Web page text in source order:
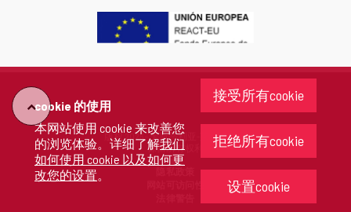
cookie 的使用
本网站使用 cookie 来改善您
的浏览体验。详细了解我们
如何使用 cookie 以及如何更
改您的设置。
接受所有cookie
拒绝所有cookie
设置cookie
会
打
一
口。
一
口。
会
打
一
个
窗
口。
会
一
个
新
窗
口。
"回
去"
版权 2026 - 卡斯蒂利亚-莱昂省政府
保留所有权利